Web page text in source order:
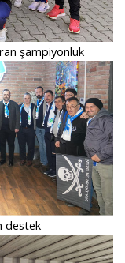
şampiyonluk
destek